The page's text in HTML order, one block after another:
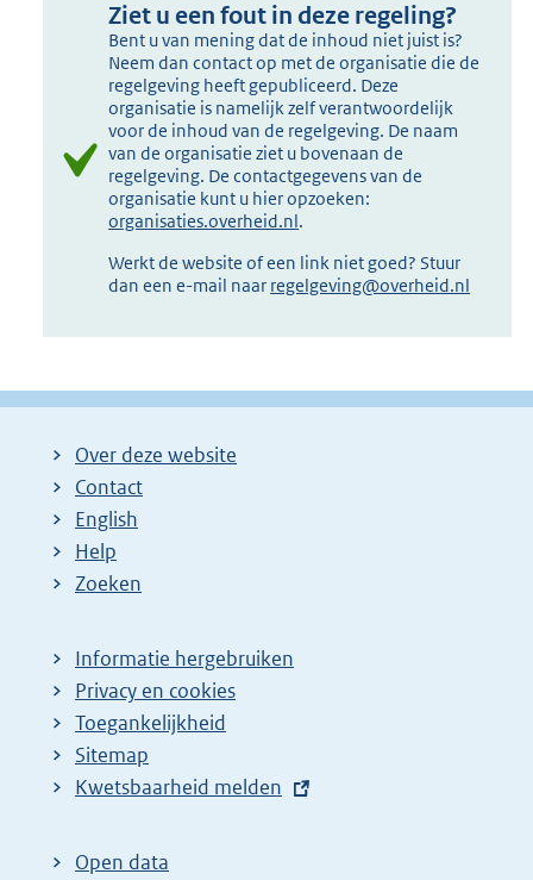
Ziet u een fout in deze regeling?
Bent u van mening dat de inhoud niet juist is?
Neem dan contact op met de organisatie die de
regelgeving heeft gepubliceerd. Deze
organisatie is namelijk zelf verantwoordelijk
voor de inhoud van de regelgeving. De naam
van de organisatie ziet u bovenaan de
regelgeving. De contactgegevens van de
organisatie kunt u hier opzoeken:
organisaties.overheid.nl.
Werkt de website of een link niet goed? Stuur
dan een e-mail naar regelgeving@overheid.nl
Over deze website
Contact
English
Help
Zoeken
Informatie hergebruiken
Privacy en cookies
Toegankelijkheid
Sitemap
E
t
Kwetsbaarheid melden
Open data